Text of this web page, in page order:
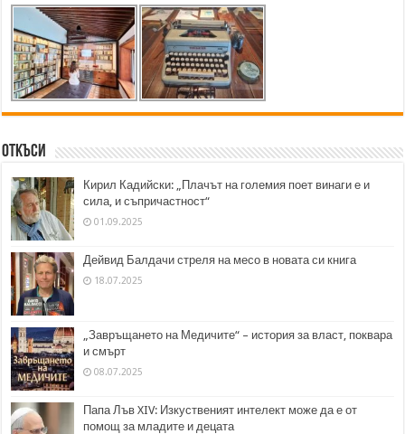
Откъси
Кирил Кадийски: „Плачът на големия поет винаги е и
сила, и съпричастност“
01.09.2025
Дейвид Балдачи стреля на месо в новата си книга
18.07.2025
„Завръщането на Медичите“ – история за власт, поквара
и смърт
08.07.2025
Папа Лъв XIV: Изкуственият интелект може да е от
помощ за младите и децата